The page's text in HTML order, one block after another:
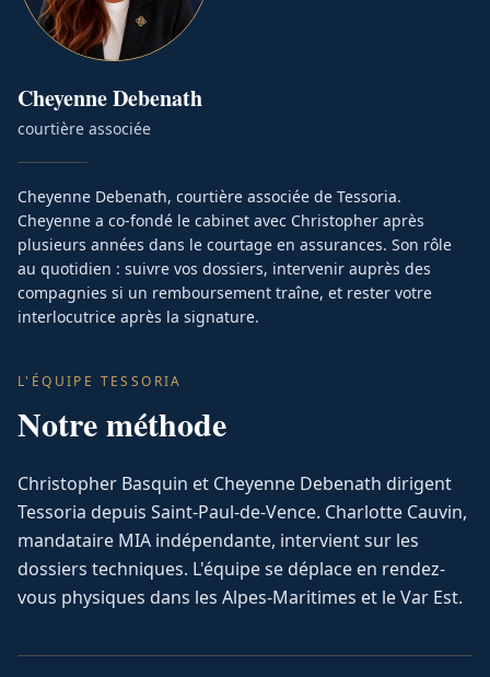
CheyenneDebenath
courtière associée
Cheyenne Debenath, courtière associée de Tessoria.
Cheyenne a co-fondé le cabinet avec Christopher après
plusieurs années dans le courtage en assurances. Son rôle
au quotidien : suivre vos dossiers, intervenir auprès des
compagnies si un remboursement traîne, et rester votre
interlocutrice après la signature.
L'ÉQUIPE TESSORIA
Notre méthode
Christopher Basquin et Cheyenne Debenath dirigent
Tessoria depuis Saint-Paul-de-Vence. Charlotte Cauvin,
mandataire MIA indépendante, intervient sur les
dossiers techniques. L'équipe se déplace en rendez-
vous physiques dans les Alpes-Maritimes et le Var Est.